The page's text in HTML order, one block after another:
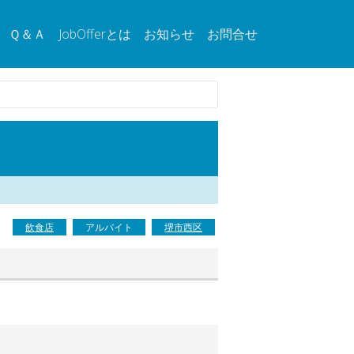
Ｑ＆Ａ JobOfferとは お知らせ お問合せ
飲食店 アルバイト 堺市西区